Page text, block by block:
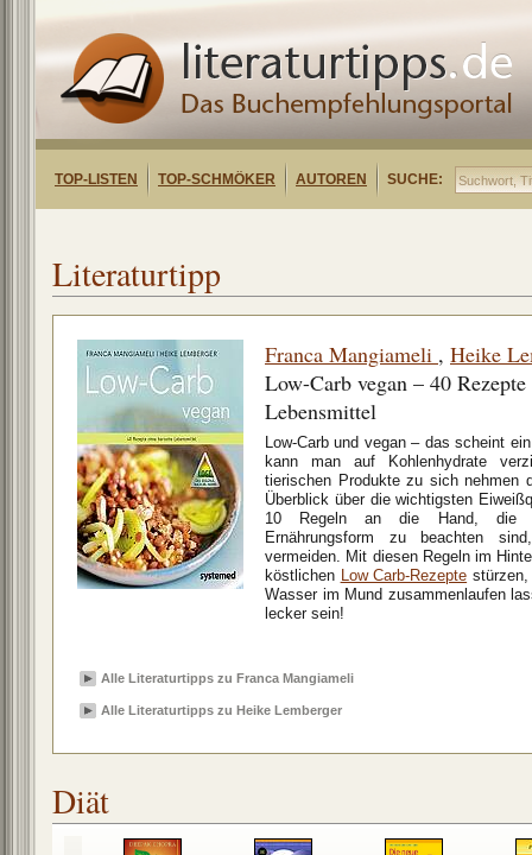
TOP-LISTEN TOP-SCHMÖKER AUTOREN SUCHE:
Literaturtipp
Franca Mangiameli , Heike
Low-Carb vegan – 40
Lebensmittel
Low-Carb und vegan – das scheint
kann man auf Kohlenhydrate
tierischen Produkte zu sich nehmen
Überblick über die wichtigsten
10 Regeln an die Hand, die
Ernährungsform zu beachten
vermeiden. Mit diesen Regeln im
köstlichen Low Carb-Rezepte
Wasser im Mund zusammenlaufen
lecker sein!
Alle Literaturtipps zu Franca Mangiameli
Alle Literaturtipps zu Heike Lemberger
Diät